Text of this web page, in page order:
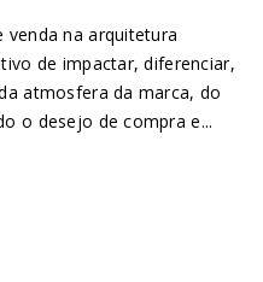
venda na arquitetura
de impactar, diferenciar,
atmosfera da marca, do
o desejo de compra e...